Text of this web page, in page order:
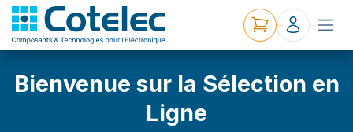
Bienvenue sur la Sélection en
Ligne